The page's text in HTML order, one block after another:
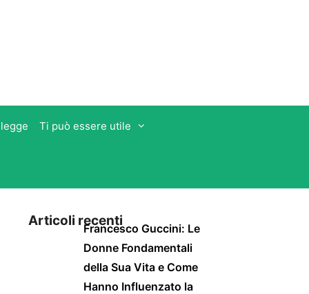
Ti può essere utile
Articoli recentiFrancesco Guccini: Le
Donne Fondamentali
della Sua Vita e Come
Hanno Influenzato la